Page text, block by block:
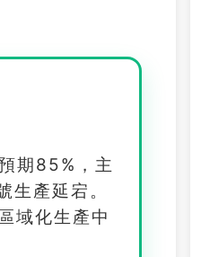
期85%，主
產延宕。
域化生產中